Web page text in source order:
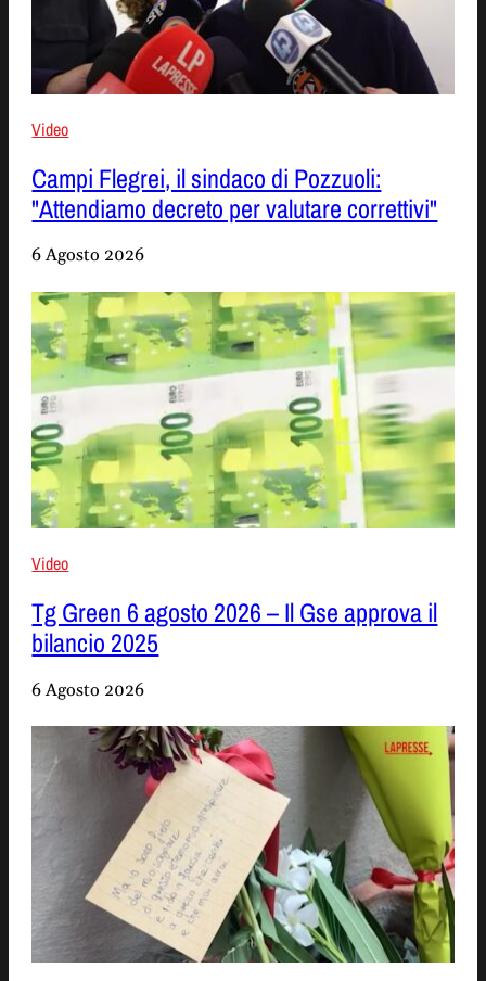
Video
Campi Flegrei, il sindaco di Pozzuoli:
"Attendiamo decreto per valutare correttivi"
6 Agosto 2026
Video
Tg Green 6 agosto 2026 – Il Gse approva il
bilancio 2025
6 Agosto 2026